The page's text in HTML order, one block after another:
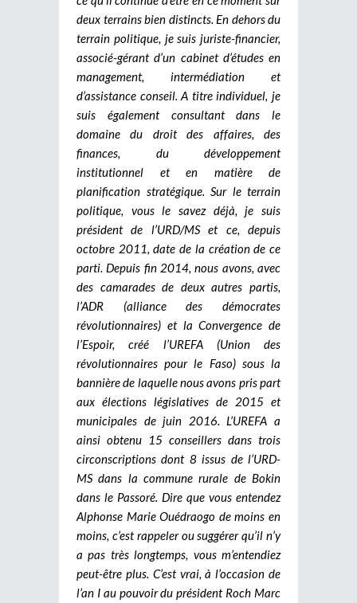
deux terrains bien distincts. En dehors du
terrain politique, je suis juriste-financier,
associé-gérant d’un cabinet d’études en
management, intermédiation et
d’assistance conseil. A titre individuel, je
suis également consultant dans le
domaine du droit des affaires, des
finances, du développement
institutionnel et en matière de
planification stratégique. Sur le terrain
politique, vous le savez déjà, je suis
président de l’URD/MS et ce, depuis
octobre 2011, date de la création de ce
parti. Depuis fin 2014, nous avons, avec
des camarades de deux autres partis,
l’ADR (alliance des démocrates
révolutionnaires) et la Convergence de
l’Espoir, créé l’UREFA (Union des
révolutionnaires pour le Faso) sous la
bannière de laquelle nous avons pris part
aux élections législatives de 2015 et
municipales de juin 2016. L’UREFA a
ainsi obtenu 15 conseillers dans trois
circonscriptions dont 8 issus de l’URD-
MS dans la commune rurale de Bokin
dans le Passoré. Dire que vous entendez
Alphonse Marie Ouédraogo de moins en
moins, c’est rappeler ou suggérer qu’il n’y
a pas très longtemps, vous m’entendiez
peut-être plus. C’est vrai, à l’occasion de
l’an I au pouvoir du président Roch Marc